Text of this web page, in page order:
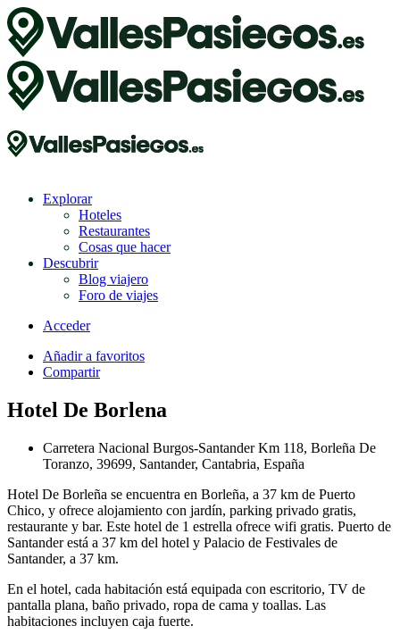
Explorar
Hoteles
Restaurantes
Cosas que hacer
Descubrir
Blog viajero
Foro de viajes
Acceder
Añadir a favoritos
Compartir
Hotel De Borlena
Carretera Nacional Burgos-Santander Km 118, Borleña De
Toranzo, 39699, Santander, Cantabria, España
Hotel De Borleña se encuentra en Borleña, a 37 km de Puerto
Chico, y ofrece alojamiento con jardín, parking privado gratis,
restaurante y bar. Este hotel de 1 estrella ofrece wifi gratis. Puerto de
Santander está a 37 km del hotel y Palacio de Festivales de
Santander, a 37 km.
En el hotel, cada habitación está equipada con escritorio, TV de
pantalla plana, baño privado, ropa de cama y toallas. Las
habitaciones incluyen caja fuerte.